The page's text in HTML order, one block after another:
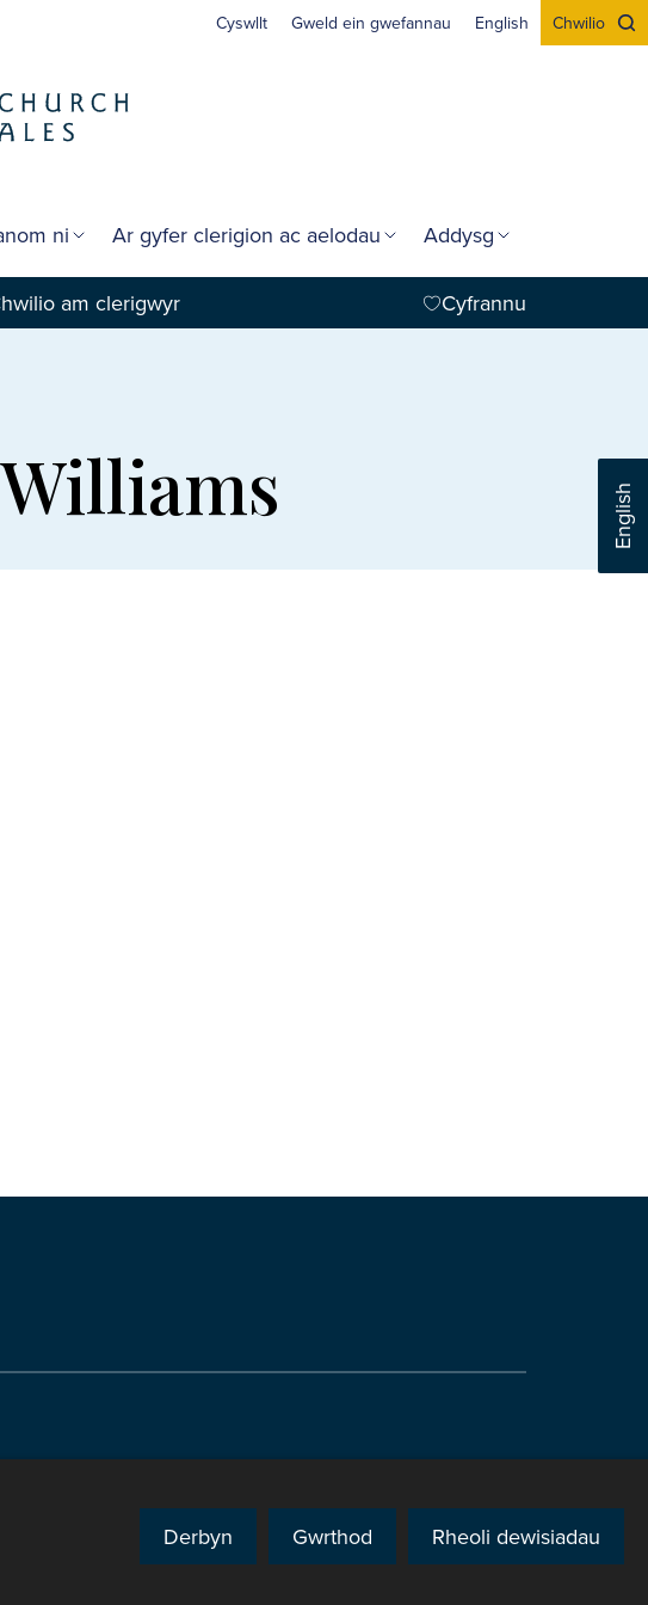
English
Cyswllt Gweld ein gwefannau English Chwilio
ni Ar gyfer clerigion ac aelodau Addysg
am clerigwyr Cyfrannu
Derbyn Gwrthod Rheoli dewisiadau